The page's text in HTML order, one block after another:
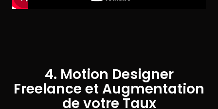
4. Motion Designer
Freelance et Augmentation
de votre Taux